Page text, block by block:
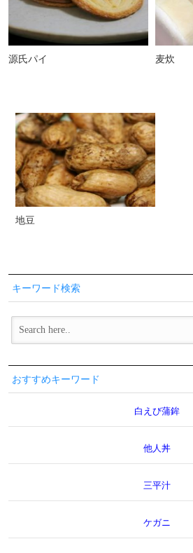
源氏パイ 麦炊
地豆
キーワード検索
おすすめキーワード
白えび蒲鉾
他人丼
三平汁
ケガニ